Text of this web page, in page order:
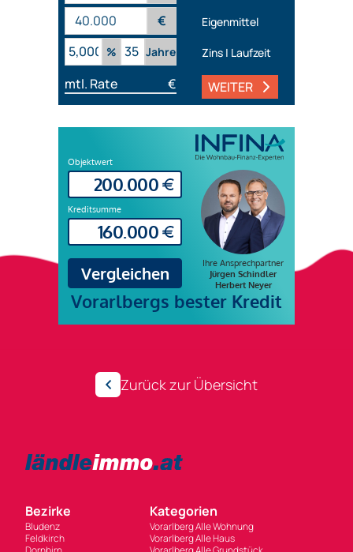
€
Eigenmittel
%
Jahre Zins | Laufzeit
mtl. Rate € WEITER
Zurück zur Übersicht
Bezirke
Bludenz
Feldkirch
Kategorien
Vorarlberg Alle Wohnung
Vorarlberg Alle Haus